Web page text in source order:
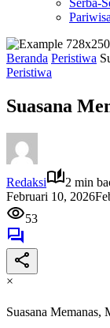
Serba-
Beranda Peristiwa
Peristiwa
Suasana
Redaksi
2 min
Februari 10, 2026
53
×
Suasana